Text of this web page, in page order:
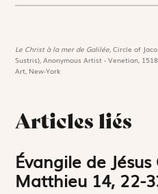
Le Christ à la mer de Galilée,Circle of
Sustris), Anonymous Artist - Venetian,
Art, New-York
Articles liés
Évangile de
Matthieu 14, 22-